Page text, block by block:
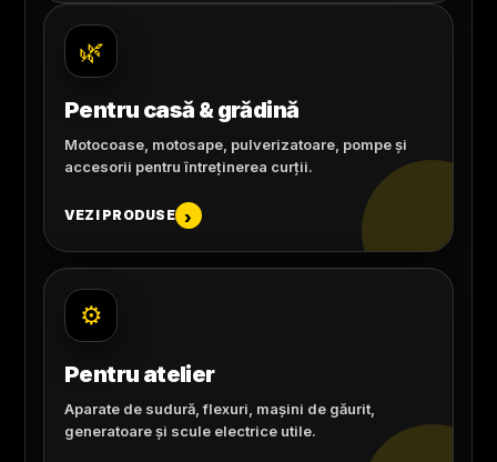
🌿
Pentru casă & grădină
Motocoase, motosape, pulverizatoare, pompe și
accesorii pentru întreținerea curții.
VEZI PRODUSE ›
⚙️
Pentru atelier
Aparate de sudură, flexuri, mașini de găurit,
generatoare și scule electrice utile.